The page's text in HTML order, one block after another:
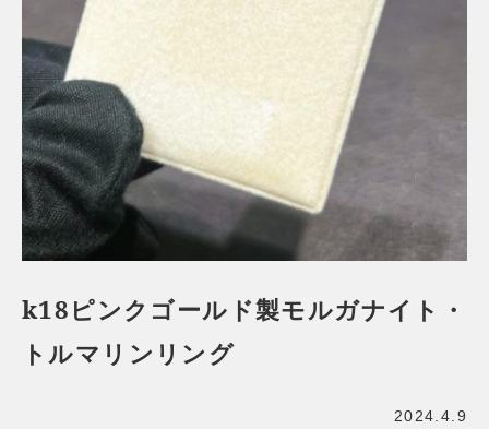
k18ピンクゴールド製モルガナイト・
トルマリンリング
2024.4.9